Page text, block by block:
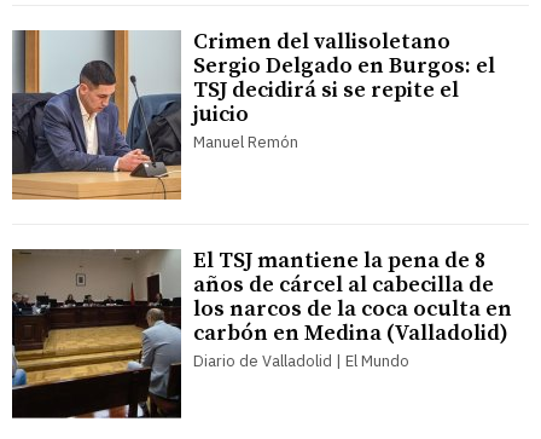
Crimen del vallisoletano
Sergio Delgado en Burgos: el
TSJ decidirá si se repite el
juicio
Manuel Remón
El TSJ mantiene la pena de 8
años de cárcel al cabecilla de
los narcos de la coca oculta en
carbón en Medina (Valladolid)
Diario de Valladolid | El Mundo